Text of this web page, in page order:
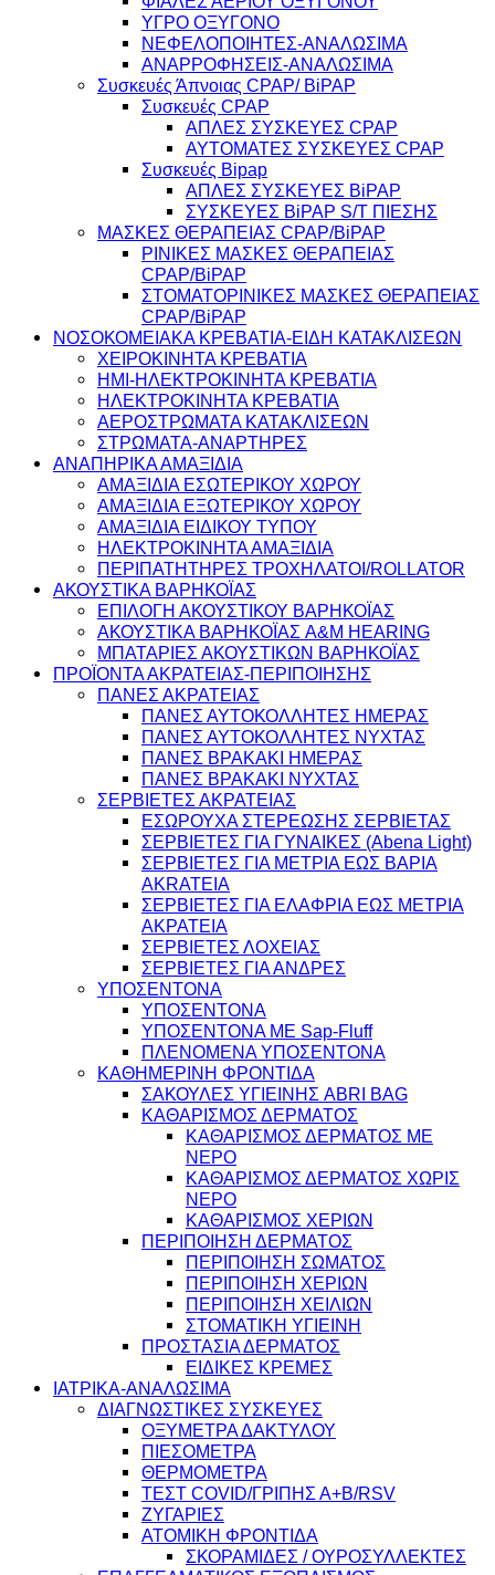
ΥΓΡΟ ΟΞΥΓΟΝΟ
ΝΕΦΕΛΟΠΟΙΗΤΕΣ-ΑΝΑΛΩΣΙΜΑ
ΑΝΑΡΡΟΦΗΣΕΙΣ-ΑΝΑΛΩΣΙΜΑ
Συσκευές Άπνοιας CPAP/ BiPAP
Συσκευές CPAP
ΑΠΛΕΣ ΣΥΣΚΕΥΕΣ CPAP
ΑΥΤΟΜΑΤΕΣ ΣΥΣΚΕΥΕΣ CPAP
Συσκευές Bipap
ΑΠΛΕΣ ΣΥΣΚΕΥΕΣ BiPAP
ΣΥΣΚΕΥΕΣ BiPAP S/T ΠΙΕΣΗΣ
ΜΑΣΚΕΣ ΘΕΡΑΠΕΙΑΣ CPAP/BiPAP
ΡΙΝΙΚΕΣ ΜΑΣΚΕΣ ΘΕΡΑΠΕΙΑΣ
CPAP/BiPAP
ΣΤΟΜΑΤΟΡΙΝΙΚΕΣ ΜΑΣΚΕΣ ΘΕΡΑΠΕΙΑΣ
CPAP/BiPAP
ΝΟΣΟΚΟΜΕΙΑΚΑ ΚΡΕΒΑΤΙΑ-ΕΙΔΗ ΚΑΤΑΚΛΙΣΕΩΝ
ΧΕΙΡΟΚΙΝΗΤΑ ΚΡΕΒΑΤΙΑ
ΗΜΙ-ΗΛΕΚΤΡΟΚΙΝΗΤΑ ΚΡΕΒΑΤΙΑ
ΗΛΕΚΤΡΟΚΙΝΗΤΑ ΚΡΕΒΑΤΙΑ
ΑΕΡΟΣΤΡΩΜΑΤΑ ΚΑΤΑΚΛΙΣΕΩΝ
ΣΤΡΩΜΑΤΑ-ΑΝΑΡΤΗΡΕΣ
ΑΝΑΠΗΡΙΚΑ ΑΜΑΞΙΔΙΑ
ΑΜΑΞΙΔΙΑ ΕΣΩΤΕΡΙΚΟΥ ΧΩΡΟΥ
ΑΜΑΞΙΔΙΑ ΕΞΩΤΕΡΙΚΟΥ ΧΩΡΟΥ
ΑΜΑΞΙΔΙΑ ΕΙΔΙΚΟΥ ΤΥΠΟΥ
ΗΛΕΚΤΡΟΚΙΝΗΤΑ ΑΜΑΞΙΔΙΑ
ΠΕΡΙΠΑΤΗΤΗΡΕΣ ΤΡΟΧΗΛΑΤΟΙ/ROLLATOR
ΑΚΟΥΣΤΙΚΑ ΒΑΡΗΚΟΪΑΣ
ΕΠΙΛΟΓΗ ΑΚΟΥΣΤΙΚΟΥ ΒΑΡΗΚΟΪΑΣ
ΑΚΟΥΣΤΙΚΑ ΒΑΡΗΚΟΪΑΣ A&M HEARING
ΜΠΑΤΑΡΙΕΣ ΑΚΟΥΣΤΙΚΩΝ ΒΑΡΗΚΟΪΑΣ
ΠΡΟΪΟΝΤΑ ΑΚΡΑΤΕΙΑΣ-ΠΕΡΙΠΟΙΗΣΗΣ
ΠΑΝΕΣ ΑΚΡΑΤΕΙΑΣ
ΠΑΝΕΣ ΑΥΤΟΚΟΛΛΗΤΕΣ ΗΜΕΡΑΣ
ΠΑΝΕΣ ΑΥΤΟΚΟΛΛΗΤΕΣ ΝΥΧΤΑΣ
ΠΑΝΕΣ ΒΡΑΚΑΚΙ ΗΜΕΡΑΣ
ΠΑΝΕΣ ΒΡΑΚΑΚΙ ΝΥΧΤΑΣ
ΣΕΡΒΙΕΤΕΣ ΑΚΡΑΤΕΙΑΣ
ΕΣΩΡΟΥΧΑ ΣΤΕΡΕΩΣΗΣ ΣΕΡΒΙΕΤΑΣ
ΣΕΡΒΙΕΤΕΣ ΓΙΑ ΓΥΝΑΙΚΕΣ (Abena Light)
ΣΕΡΒΙΕΤΕΣ ΓΙΑ ΜΕΤΡΙΑ ΕΩΣ ΒΑΡΙΑ
AKRATEIA
ΣΕΡΒΙΕΤΕΣ ΓΙΑ ΕΛΑΦΡΙΑ ΕΩΣ ΜΕΤΡΙΑ
ΑΚΡΑΤΕΙΑ
ΣΕΡΒΙΕΤΕΣ ΛΟΧΕΙΑΣ
ΣΕΡΒΙΕΤΕΣ ΓΙΑ ΑΝΔΡΕΣ
ΥΠΟΣΕΝΤΟΝΑ
ΥΠΟΣΕΝΤΟΝΑ
ΥΠΟΣΕΝΤΟΝΑ ΜΕ Sap-Fluff
ΠΛΕΝΟΜΕΝΑ ΥΠΟΣΕΝΤΟΝΑ
ΚΑΘΗΜΕΡΙΝΗ ΦΡΟΝΤΙΔΑ
ΣΑΚΟΥΛΕΣ ΥΓΙΕΙΝΗΣ ABRI BAG
ΚΑΘΑΡΙΣΜΟΣ ΔΕΡΜΑΤΟΣ
ΚΑΘΑΡΙΣΜΟΣ ΔΕΡΜΑΤΟΣ ΜΕ
ΝΕΡΟ
ΚΑΘΑΡΙΣΜΟΣ ΔΕΡΜΑΤΟΣ ΧΩΡΙΣ
ΝΕΡΟ
ΚΑΘΑΡΙΣΜΟΣ ΧΕΡΙΩΝ
ΠΕΡΙΠΟΙΗΣΗ ΔΕΡΜΑΤΟΣ
ΠΕΡΙΠΟΙΗΣΗ ΣΩΜΑΤΟΣ
ΠΕΡΙΠΟΙΗΣΗ ΧΕΡΙΩΝ
ΠΕΡΙΠΟΙΗΣΗ ΧΕΙΛΙΩΝ
ΣΤΟΜΑΤΙΚΗ ΥΓΙΕΙΝΗ
ΠΡΟΣΤΑΣΙΑ ΔΕΡΜΑΤΟΣ
ΕΙΔΙΚΕΣ ΚΡΕΜΕΣ
ΙΑΤΡΙΚΑ-ΑΝΑΛΩΣΙΜΑ
ΔΙΑΓΝΩΣΤΙΚΕΣ ΣΥΣΚΕΥΕΣ
ΟΞΥΜΕΤΡΑ ΔΑΚΤΥΛΟΥ
ΠΙΕΣΟΜΕΤΡΑ
ΘΕΡΜΟΜΕΤΡΑ
ΤΕΣΤ COVID/ΓΡΙΠΗΣ Α+Β/RSV
ΖΥΓΑΡΙΕΣ
ΑΤΟΜΙΚΗ ΦΡΟΝΤΙΔΑ
ΣΚΟΡΑΜΙΔΕΣ / ΟΥΡΟΣΥΛΛΕΚΤΕΣ